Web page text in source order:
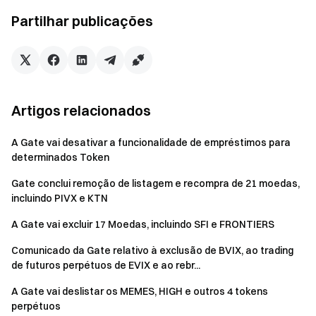
relacionados. Todas as ordens não preenchidas vão ser
abertas nestes mercados, deve ajustar a sua estratégia
para evitar a liquidação forçada.
Os utilizadores que têm negociação quantitativa de
grelha ativa destas moedas devem ajustar as suas
contrário, as negociações vão ser encerradas
de 2026.
A Gate vai suspender os serviços de negociação
destas moedas, incluindo os pares de negociação à
vista relacionados, negociação quantitativa de grelha,
Simple Earn e negociação de margem, a partir das 03:00
Partilhar publicações
Artigos relacionados
A Gate vai desativar a funcionalidade de empréstimos para
determinados Token
Gate conclui remoção de listagem e recompra de 21 moedas,
incluindo PIVX e KTN
A Gate vai excluir 17 Moedas, incluindo SFI e FRONTIERS
Comunicado da Gate relativo à exclusão de BVIX, ao trading
de futuros perpétuos de EVIX e ao rebr...
A Gate vai deslistar os MEMES, HIGH e outros 4 tokens
perpétuos